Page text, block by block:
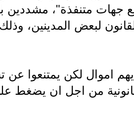
جهات متنفذة"، مشددين
لبعض المدينين،
اموال لكن يمتنعوا عن
من اجل ان يضغط على